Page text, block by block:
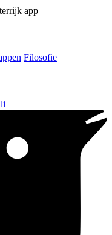
app
Filosofie